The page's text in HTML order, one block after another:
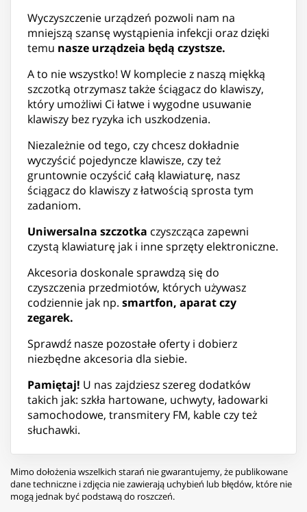
Wyczyszczenie urządzeń pozwoli nam na
mniejszą szansę wystąpienia infekcji oraz dzięki
temu nasze urządzeia będą czystsze.
A to nie wszystko! W komplecie z naszą miękką
szczotką otrzymasz także ściągacz do klawiszy,
który umożliwi Ci łatwe i wygodne usuwanie
klawiszy bez ryzyka ich uszkodzenia.
Niezależnie od tego, czy chcesz dokładnie
wyczyścić pojedyncze klawisze, czy też
gruntownie oczyścić całą klawiaturę, nasz
ściągacz do klawiszy z łatwością sprosta tym
zadaniom.
Uniwersalna szczotka czyszcząca zapewni
czystą klawiaturę jak i inne sprzęty elektroniczne.
Akcesoria doskonale sprawdzą się do
czyszczenia przedmiotów, których używasz
codziennie jak np. smartfon, aparat czy
zegarek.
Sprawdź nasze pozostałe oferty i dobierz
niezbędne akcesoria dla siebie.
Pamiętaj! U nas zajdziesz szereg dodatków
takich jak: szkła hartowane, uchwyty, ładowarki
samochodowe, transmitery FM, kable czy też
słuchawki.
Mimo dołożenia wszelkich starań nie gwarantujemy, że publikowane
dane techniczne i zdjęcia nie zawierają uchybień lub błędów, które nie
mogą jednak być podstawą do roszczeń.